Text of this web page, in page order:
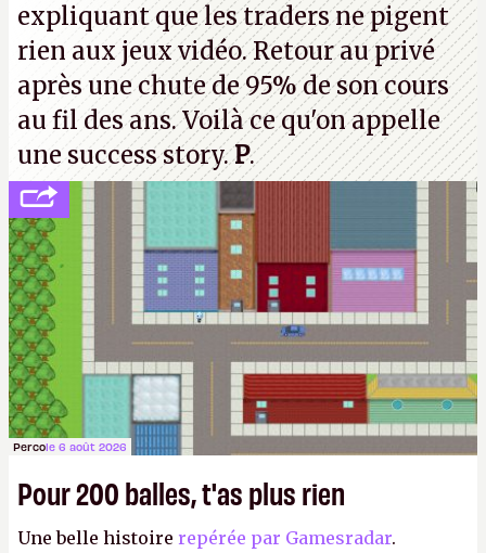
expliquant que les traders ne pigent
rien aux jeux vidéo. Retour au privé
après une chute de 95% de son cours
au fil des ans. Voilà ce qu'on appelle
une success story.P.
Percole 6 août 2026
Pour 200 balles, t'as plus rien
Une belle histoire repérée par Gamesradar.